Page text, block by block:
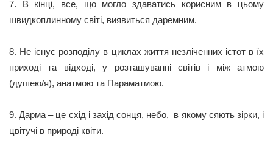
7. В кінці, все, що могло здаватись корисним в цьому
швидкоплинному світі, виявиться даремним.
8. Не існує розподілу в циклах життя незліченних істот в їх
приході та відході, у розташуванні світів і між атмою
(душею/я), анатмою та Параматмою.
9. Дарма – це схід і захід сонця, небо, в якому сяють зірки, і
цвітучі в природі квіти.